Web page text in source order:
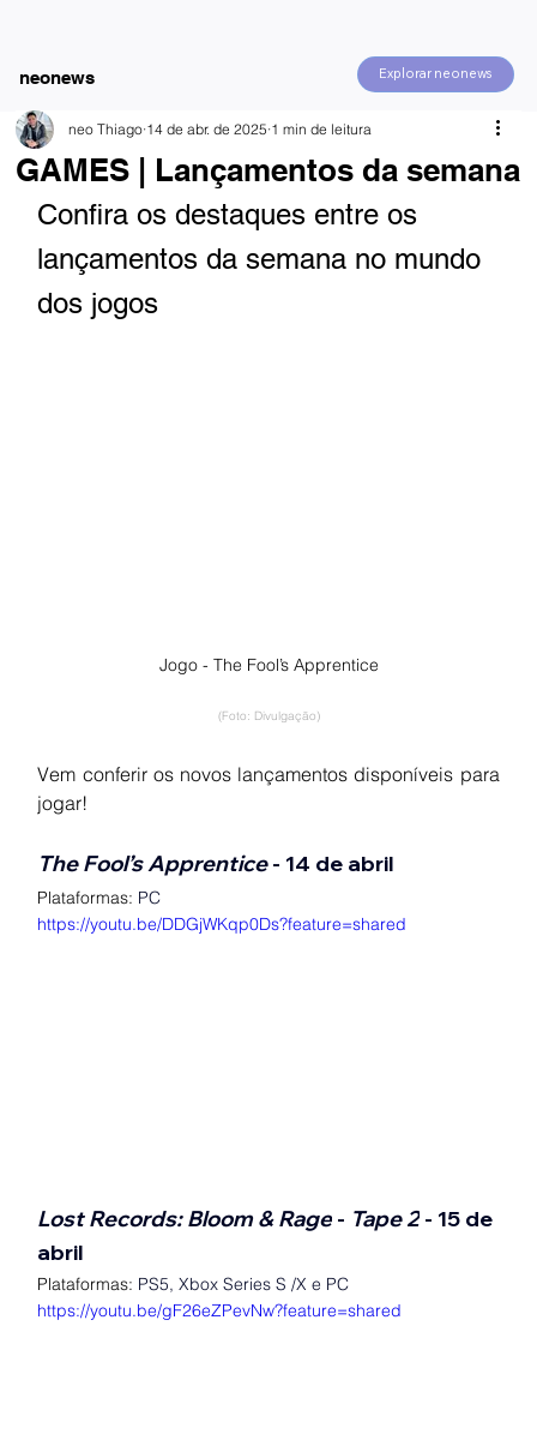
Explorar neonews
neonews
GAMES | Lançamentos da semana
neo Thiago 14 de abr. de 2025 1 min de leitura
Confira os destaques entre os
lançamentos da semana no mundo
dos jogos
Jogo - The Fool’s Apprentice
(Foto: Divulgação)
Vem conferir os novos lançamentos disponíveis para
jogar!
The Fool’s Apprentice - 14 de abril
Plataformas: PC
https://youtu.be/DDGjWKqp0Ds?feature=shared
Lost Records: Bloom & Rage - Tape 2 - 15 de
abril
Plataformas: PS5, Xbox Series S /X e PC
https://youtu.be/gF26eZPevNw?feature=shared